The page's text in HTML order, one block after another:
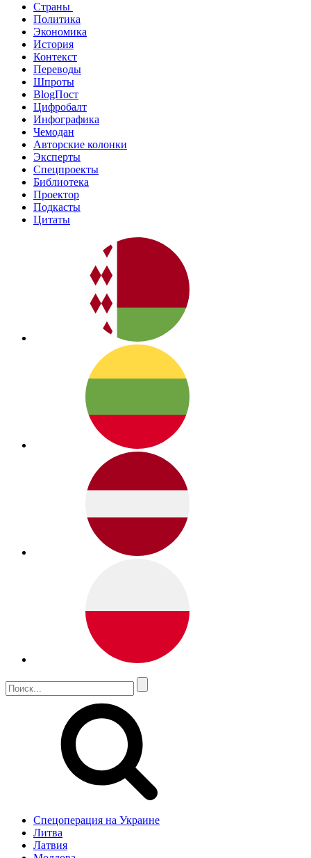
Страны
Политика
Экономика
История
Контекст
Переводы
Шпроты
BlogПост
Цифробалт
Инфографика
Чемодан
Авторские колонки
Эксперты
Спецпроекты
Библиотека
Проектор
Подкасты
Цитаты
Спецоперация на Украине
Литва
Латвия